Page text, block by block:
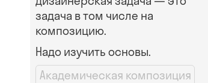
задача в том числе на
композицию.
Надо изучить основы.
Академическая композиция